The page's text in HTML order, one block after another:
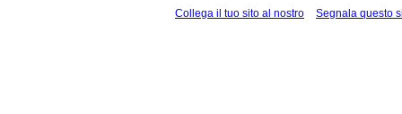
Collega il tuo sito al nostro Segnala questo